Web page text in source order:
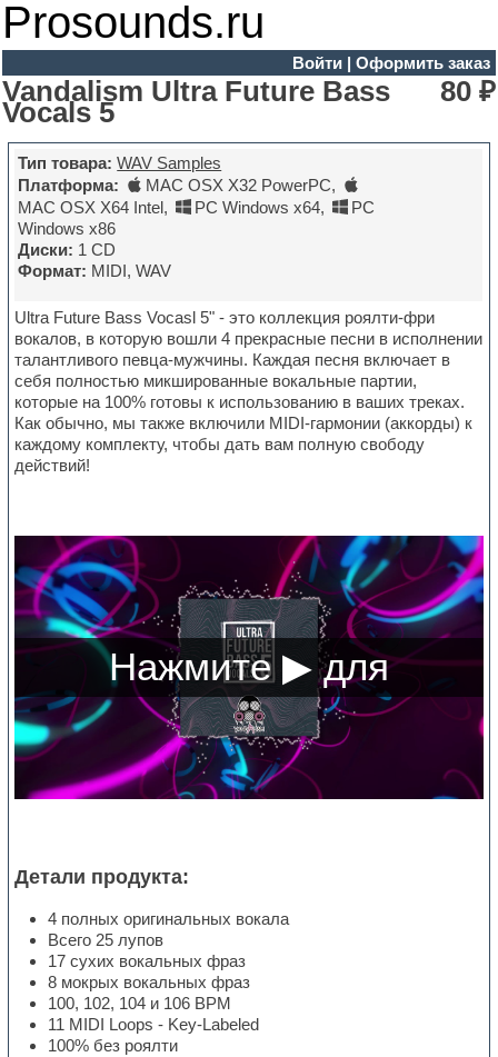
Prosounds.ru
Войти| Оформить заказ
Vandalism Ultra Future Bass
Vocals 5
80 ₽
Тип товара: WAV Samples
Платформа:
MAC OSX X32 PowerPC,
MAC OSX X64 Intel, PC Windows x64,
PC
Windows x86
Диски: 1 CD
Формат: MIDI, WAV
Ultra Future Bass Vocasl 5" - это коллекция роялти-фри
вокалов, в которую вошли 4 прекрасные песни в исполнении
талантливого певца-мужчины. Каждая песня включает в
себя полностью микшированные вокальные партии,
которые на 100% готовы к использованию в ваших треках.
Как обычно, мы также включили MIDI-гармонии (аккорды) к
каждому комплекту, чтобы дать вам полную свободу
действий!
Детали продукта:
4 полных оригинальных вокала
Всего 25 лупов
17 сухих вокальных фраз
8 мокрых вокальных фраз
100, 102, 104 и 106 BPM
11 MIDI Loops - Key-Labeled
100% без роялти